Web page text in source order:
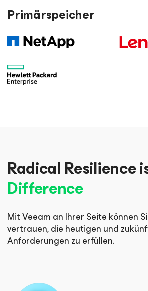
Primärspeicher
Radical Resilience
Difference
Mit Veeam an Ihrer Seite können
vertrauen, die heutigen und
Anforderungen zu erfüllen.